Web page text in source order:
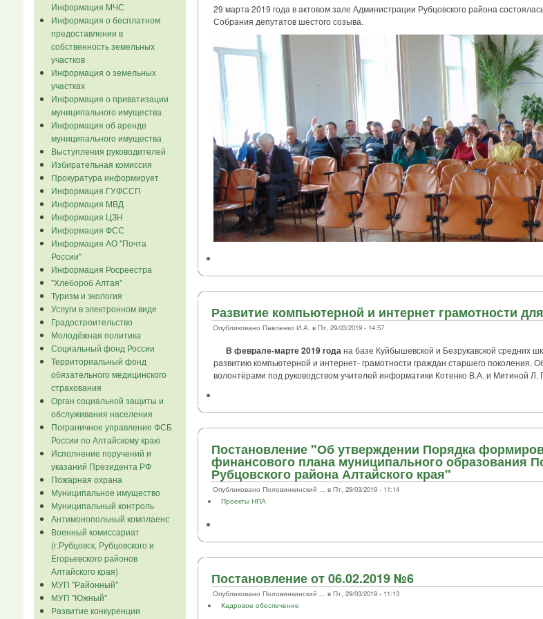
Информация МЧС
Информация о бесплатном
предоставлении в
собственность земельных
участков
Информация о земельных
участках
Информация о приватизации
муниципального имущества
Информация об аренде
муниципального имущества
Выступления руководителей
Избирательная комиссия
Прокуратура информирует
Информация ГУФССП
Информация МВД
Информация ЦЗН
Информация ФСС
Информация АО "Почта
России"
Информация Росреестра
"Хлебороб Алтая"
Туризм и экология
Услуги в электронном виде
Градостроительство
Молодёжная политика
Социальный фонд России
Территориальный фонд
обязательного медицинского
страхования
Орган социальной защиты и
обслуживания населения
Пограничное управление ФСБ
России по Алтайскому краю
Исполнение поручений и
указаний Президента РФ
Пожарная охрана
Муниципальное имущество
Муниципальный контроль
Антимонопольный комплаенс
Военный комиссариат
(г.Рубцовск, Рубцовского и
Егорьевского районов
Алтайского края)
МУП "Районный"
МУП "Южный"
Развитие конкуренции
29 марта 2019 года в актовом зале Администрации Рубцовского района
Собрания депутатов шестого созыва.
Развитие компьютерной и интернет грамотности
Опубликовано Павленко И.А. в Пт, 29/03/2019 - 14:57
В феврале-марте 2019 годана базе Куйбышевской и Безрукавской средних
развитию компьютерной и интернет- грамотности граждан старшего поколения.
волонтёрами под руководством учителей информатики Котенко В.А. и Митиной Л.
Постановление "Об утверждении Порядка
финансового плана муниципального образования
Рубцовского района Алтайского края"
Опубликовано Половинкинский ... в Пт, 29/03/2019 - 11:14
Проекты НПА
Постановление от 06.02.2019 №6
Опубликовано Половинкинский ... в Пт, 29/03/2019 - 11:13
Кадровое обеспечение